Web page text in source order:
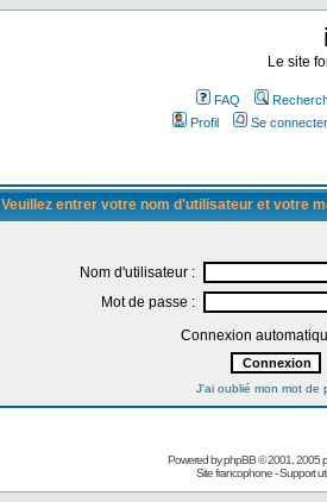
Le site
FAQ
Profil
Se
Veuillez entrer votre nom d'utilisateur et votre
Nom d'utilisateur :
Mot de passe :
Connexion
J'ai oublié mon mot de
Powered byphpBB© 2001, 2005
Site francophone-Support